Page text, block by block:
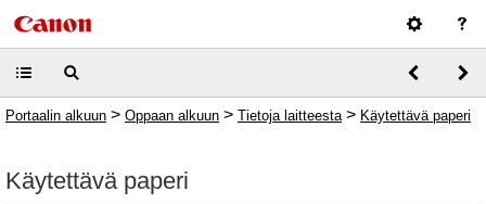
Portaalin alkuun > Oppaan alkuun > Tietoja laitteesta > Käytettävä paperi
Käytettävä paperi